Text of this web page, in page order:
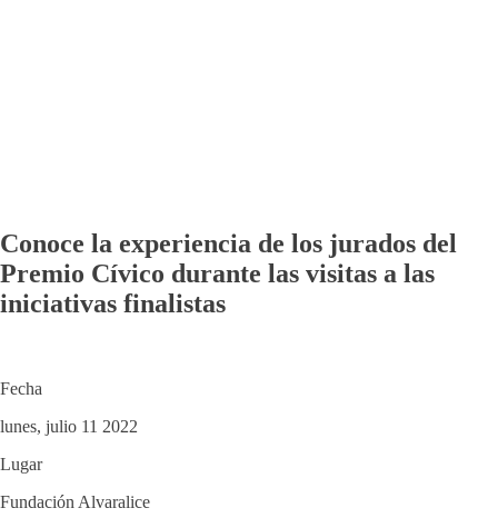
Conoce la experiencia de los jurados del
Premio Cívico durante las visitas a las
iniciativas finalistas
Fecha
lunes, julio 11 2022
Lugar
Fundación Alvaralice